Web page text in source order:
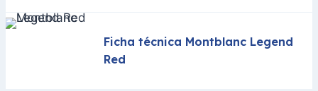
Ficha técnica Montblanc Legend
Red